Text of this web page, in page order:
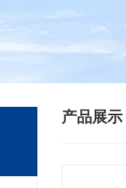
产品展示